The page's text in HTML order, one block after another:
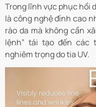
Trong lĩnh vực phục hồi
là công nghệ đỉnh cao
rào da mà không cần
lệnh” tái tạo đến các
nghiêm trọng do tia UV.